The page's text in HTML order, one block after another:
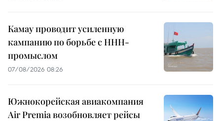
Камау проводит усиленную
кампанию по борьбе с ННН-
промыслом
07/08/2026 08:26
Южнокорейская авиакомпания
Air Premia возобновляет рейсы